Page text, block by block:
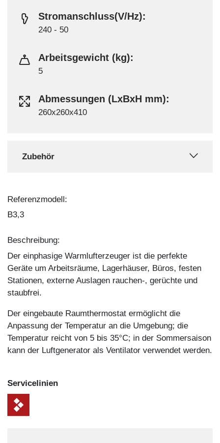
Stromanschluss(V/Hz):
240 - 50
Arbeitsgewicht (kg):
5
Abmessungen (LxBxH mm):
260x260x410
Zubehör
Referenzmodell:
B3,3
Beschreibung:
Der einphasige Warmlufterzeuger ist die perfekte
Geräte um Arbeitsräume, Lagerhäuser, Büros, festen
Stationen, externe Auslagen rauchen-, gerüchte und
staubfrei.
Der eingebaute Raumthermostat ermöglicht die
Anpassung der Temperatur an die Umgebung; die
Temperatur reicht von 5 bis 35°C; in der Sommersaison
kann der Luftgenerator als Ventilator verwendet werden.
Service­linien